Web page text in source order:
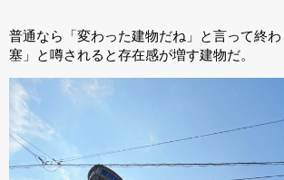
普通なら「変わった建物だね」と言って終
塞」と噂されると存在感が増す建物だ。